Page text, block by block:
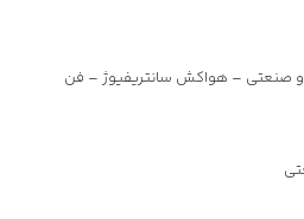
صنعتی – هواکش سانتریفیوژ – فن